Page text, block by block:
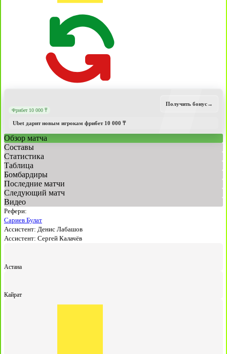
Фрибет 10 000 ₸
Ubet дарит новым игрокам фрибет 10 000 ₸
Получить бонус→
Обзор матча
Составы
Статистика
Таблица
Бомбардиры
Последние матчи
Следующий матч
Видео
Рефери:
Сариев Булат
Ассистент: Денис Лабашов
Ассистент: Сергей Калачёв
Астана
Кайрат